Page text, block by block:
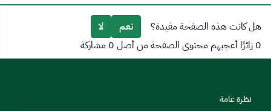
هل كانت هذه الصفحة مفيدة؟ نعم
لا
0 زائرًا أعجبهم محتوى الصفحة من أصل 0 مشاركة
نظرة عامة